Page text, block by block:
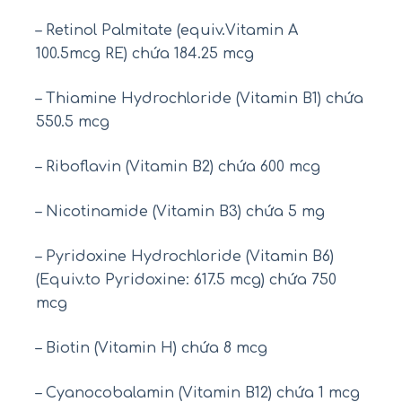
– Retinol Palmitate (equiv.Vitamin A
100.5mcg RE) chứa 184.25 mcg
– Thiamine Hydrochloride (Vitamin B1) chứa
550.5 mcg
– Riboflavin (Vitamin B2) chứa 600 mcg
– Nicotinamide (Vitamin B3) chứa 5 mg
– Pyridoxine Hydrochloride (Vitamin B6)
(Equiv.to Pyridoxine: 617.5 mcg) chứa 750
mcg
– Biotin (Vitamin H) chứa 8 mcg
– Cyanocobalamin (Vitamin B12) chứa 1 mcg